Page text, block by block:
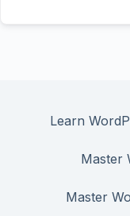
Learn
Master
Master